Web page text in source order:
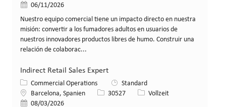
Veröffentlicht am
06/11/2026
Nuestro equipo comercial tiene un impacto directo en nuestra
misión: convertir a los fumadores adultos en usuarios de
nuestros innovadores productos libres de humo. Construir una
relación de colaborac...
Indirect Retail Sales Expert
Kategorie
Commercial Operations
Standard
Standort
Barcelona, Spanien Stellen-ID
30527 Art der Stelle
Vollzeit
Veröffentlicht am
08/03/2026